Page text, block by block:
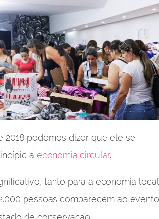
2018 podemos dizer que ele se
a economia circular.
tanto para a economia local
pessoas comparecem ao evento
de conservação.